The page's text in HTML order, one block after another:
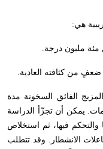
هي:
المزيج الفائق السخونة مدة
يمكن أن تجزّأ الدراسة
والتحكم فيها، ثم استخلاص
الانشطار. وقد تتطلب